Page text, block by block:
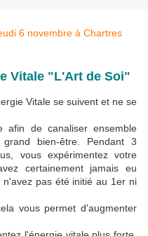
Vitale "L'Art de Soi"
Vitale se suivent et ne se
afin de canaliser ensemble
bien-être. Pendant 3
vous expérimentez votre
certainement jamais eu
pas été initié au 1er ni
vous permet d'augmenter